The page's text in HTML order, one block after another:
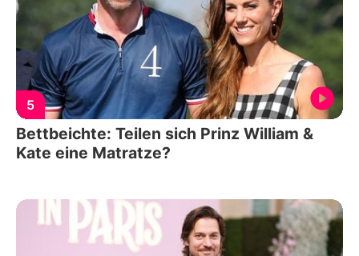
5
Bettbeichte: Teilen sich Prinz William &
Kate eine Matratze?